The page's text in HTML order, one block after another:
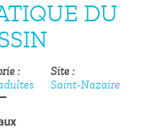
DU
Site
Saint-Nazaire